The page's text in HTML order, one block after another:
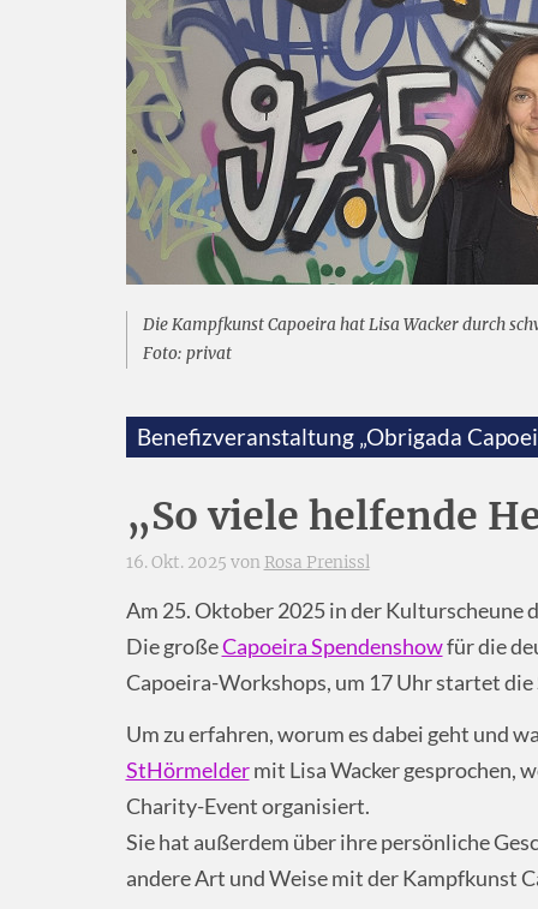
Die Kampfkunst Capoeira hat Lisa Wacker durch
Foto: privat
Benefizveranstaltung „Obrigada
„So viele helfende
16. Okt. 2025 von Rosa Prenissl
Am 25. Oktober 2025 in der Kulturscheune
Die großeCapoeira Spendenshowfür die
Capoeira-Workshops, um 17 Uhr startet die
Um zu erfahren, worum es dabei geht und
StHörmeldermit Lisa Wacker gesprochen,
Charity-Event organisiert.
Sie hat außerdem über ihre persönliche
andere Art und Weise mit der Kampfkunst